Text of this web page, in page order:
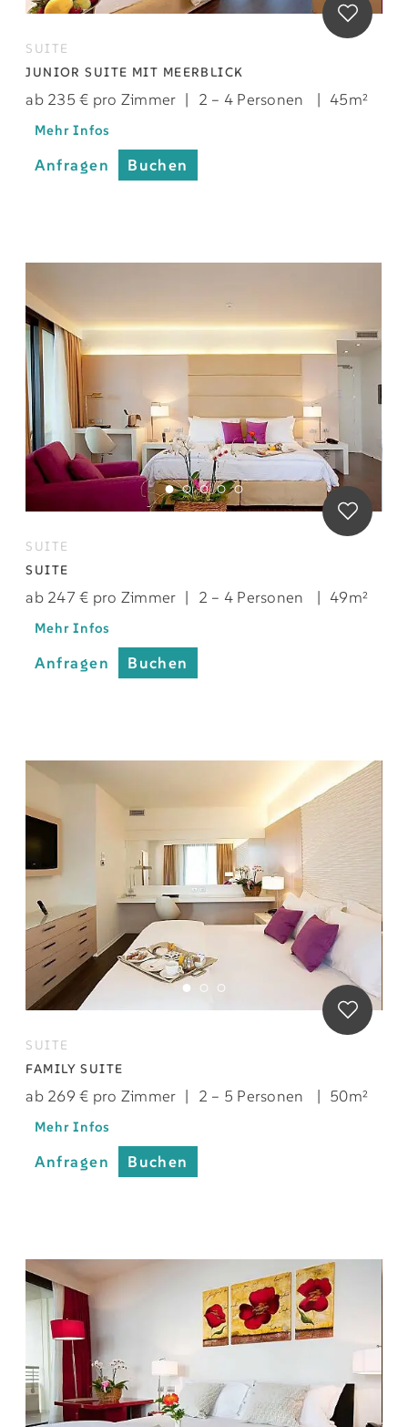
SUITE
JUNIOR SUITE MIT MEERBLICK
ab 235 € pro Zimmer | 2 – 4 Personen | 45m²
Mehr Infos
Anfragen Buchen
SUITE
SUITE
ab 247 € pro Zimmer | 2 – 4 Personen | 49m²
Mehr Infos
Anfragen Buchen
SUITE
FAMILY SUITE
ab 269 € pro Zimmer | 2 – 5 Personen | 50m²
Mehr Infos
Anfragen Buchen